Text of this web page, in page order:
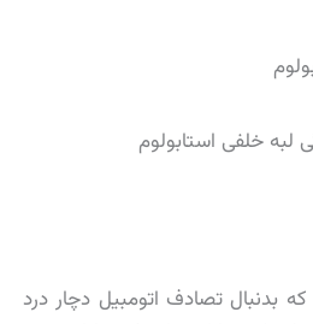
ایست که بدنبال تصادف اتومبیل دچار درد